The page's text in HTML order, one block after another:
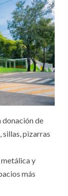
donación de
pizarras
y
más